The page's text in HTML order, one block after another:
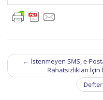
Post
navigation
← İstenmeyen SMS, e-
Rahatsızlıkları